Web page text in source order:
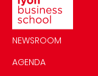
NEWSROOM
AGENDA